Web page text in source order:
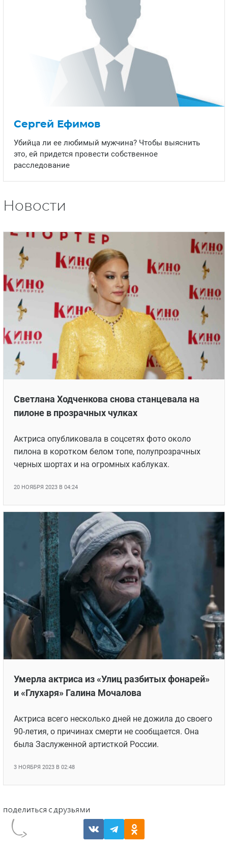
Сергей Ефимов
Убийца ли ее любимый мужчина? Чтобы выяснить
это, ей придется провести собственное
расследование
Новости
Светлана Ходченкова снова станцевала на
пилоне в прозрачных чулках
Актриса опубликовала в соцсетях фото около
пилона в коротком белом топе, полупрозрачных
черных шортах и на огромных каблуках.
20 НОЯБРЯ 2023 В 04:24
Умерла актриса из «Улиц разбитых фонарей»
и «Глухаря» Галина Мочалова
Актриса всего несколько дней не дожила до своего
90-летия, о причинах смерти не сообщается. Она
была Заслуженной артисткой России.
3 НОЯБРЯ 2023 В 02:48